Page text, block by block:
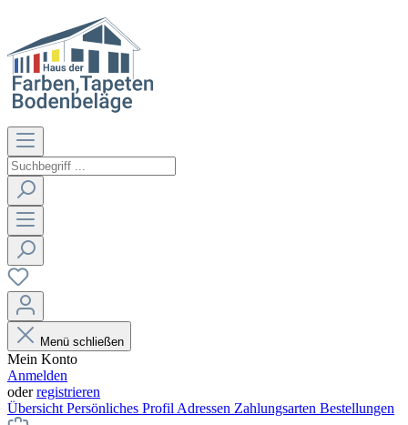
Menü schließen
Mein Konto
Anmelden
oderregistrieren
Übersicht Persönliches Profil Adressen Zahlungsarten Bestellungen